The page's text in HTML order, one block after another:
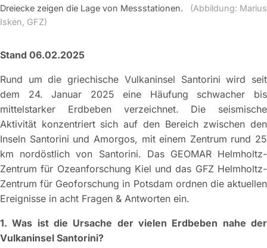
Dreiecke zeigen die Lage von Messstationen. (Abbildung: Marius
Isken, GFZ)
Stand 06.02.2025
Rund um die griechische Vulkaninsel Santorini wird seit
dem 24. Januar 2025 eine Häufung schwacher bis
mittelstarker Erdbeben verzeichnet. Die seismische
Aktivität konzentriert sich auf den Bereich zwischen den
Inseln Santorini und Amorgos, mit einem Zentrum rund 25
km nordöstlich von Santorini. Das GEOMAR Helmholtz-
Zentrum für Ozeanforschung Kiel und das GFZ Helmholtz-
Zentrum für Geoforschung in Potsdam ordnen die aktuellen
Ereignisse in acht Fragen & Antworten ein.
1. Was ist die Ursache der vielen Erdbeben nahe der
Vulkaninsel Santorini?